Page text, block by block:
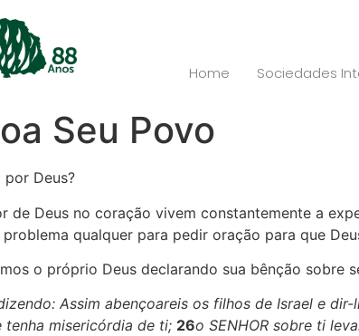
Home Sociedades
Seu Povo
por Deus?
de Deus no coração vivem constantemente a
qualquer para pedir oração para que
o próprio Deus declarando sua bênção sobre
Assim abençoareis os filhos de Israel e dir-
misericórdia de ti; 26o SENHOR sobre ti